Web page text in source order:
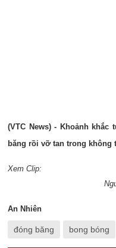
(VTC News) - Khoảnh khắc
băng rồi vỡ tan trong không
Xem Clip:
An Nhiên
đóng băng bong bóng